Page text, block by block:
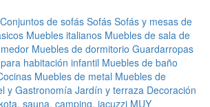
Conjuntos de sofás Sofás Sofás y mesas de
Muebles italianos Muebles de sala de
Muebles de dormitorio Guardarropas
habitación infantil Muebles de baño
Muebles de metal Muebles de
y Gastronomía Jardín y terraza Decoración
sauna, camping, jacuzzi MUY